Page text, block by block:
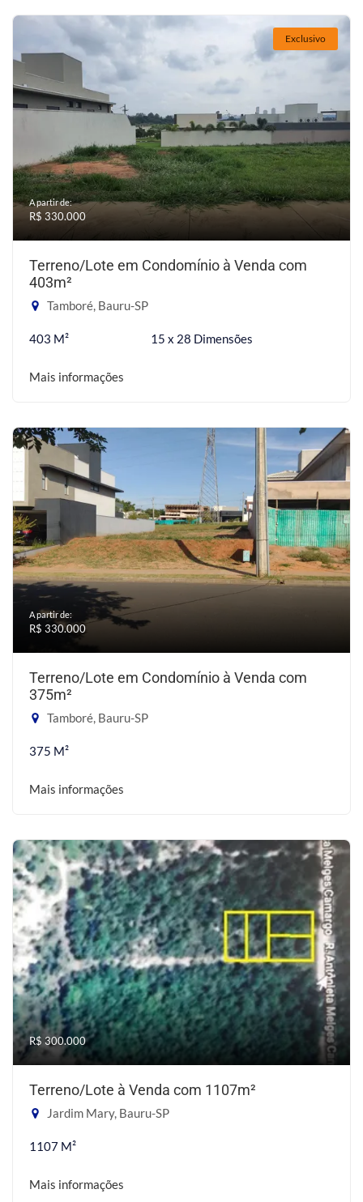
Exclusivo
A partir de:
R$ 330.000
Terreno/Lote em Condomínio à Venda com
403m²
Tamboré, Bauru-SP
403 M² 15 x 28 Dimensões
Mais informações
A partir de:
R$ 330.000
Terreno/Lote em Condomínio à Venda com
375m²
Tamboré, Bauru-SP
375 M²
Mais informações
R$ 300.000
Terreno/Lote à Venda com 1107m²
Jardim Mary, Bauru-SP
1107 M²
Mais informações